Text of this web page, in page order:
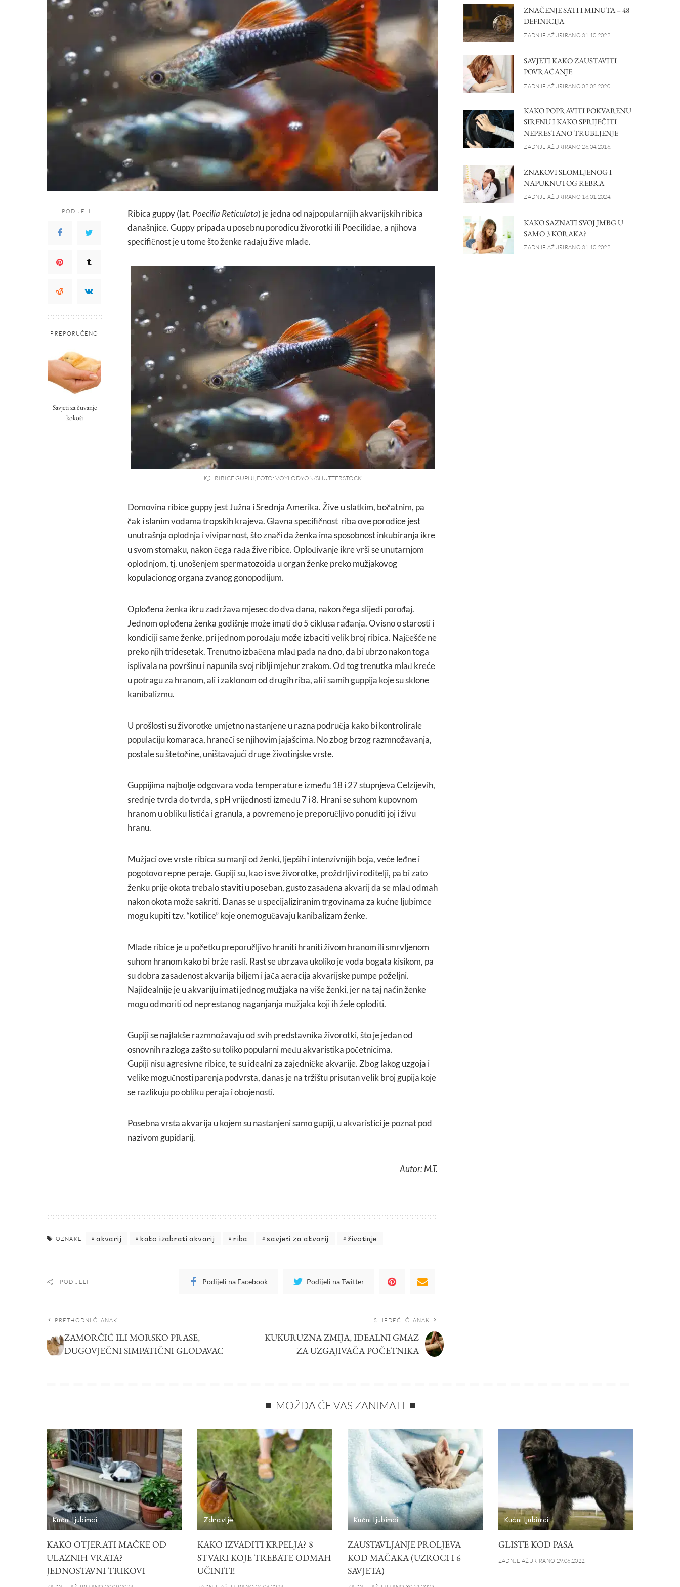
PODIJELI
PREPORUČENO
Savjeti za čuvanje
kokoši
Ribica guppy (lat. Poecilia Reticulata) je jedna od najpopularnijih akvarijskih ribica
današnjice. Guppy pripada u posebnu porodicu živorotki ili Poecilidae, a njihova
specifičnost je u tome što ženke rađaju žive mlade.
RIBICE GUPIJI, FOTO: VOYLODYON/SHUTTERSTOCK
Domovina ribice guppy jest Južna i Srednja Amerika. Žive u slatkim, bočatnim, pa
čak i slanim vodama tropskih krajeva. Glavna specifičnost riba ove porodice jest
unutrašnja oplodnja i viviparnost, što znači da ženka ima sposobnost inkubiranja ikre
u svom stomaku, nakon čega rađa žive ribice. Oplođivanje ikre vrši se unutarnjom
oplodnjom, tj. unošenjem spermatozoida u organ ženke preko mužjakovog
kopulacionog organa zvanog gonopodijum.
Oplođena ženka ikru zadržava mjesec do dva dana, nakon čega slijedi porođaj.
Jednom oplođena ženka godišnje može imati do 5 ciklusa rađanja. Ovisno o starosti i
kondiciji same ženke, pri jednom porođaju može izbaciti velik broj ribica. Najčešće ne
preko njih tridesetak. Trenutno izbačena mlađ pada na dno, da bi ubrzo nakon toga
isplivala na površinu i napunila svoj riblji mjehur zrakom. Od tog trenutka mlađ kreće
u potragu za hranom, ali i zaklonom od drugih riba, ali i samih guppija koje su sklone
kanibalizmu.
U prošlosti su živorotke umjetno nastanjene u razna područja kako bi kontrolirale
populaciju komaraca, hraneči se njihovim jajašcima. No zbog brzog razmnožavanja,
postale su štetočine, uništavajući druge životinjske vrste.
Guppijima najbolje odgovara voda temperature između 18 i 27 stupnjeva Celzijevih,
srednje tvrda do tvrda, s pH vrijednosti između 7 i 8. Hrani se suhom kupovnom
hranom u obliku listića i granula, a povremeno je preporučljivo ponuditi joj i živu
hranu.
Mužjaci ove vrste ribica su manji od ženki, ljepših i intenzivnijih boja, veće leđne i
pogotovo repne peraje. Gupiji su, kao i sve živorotke, proždrljivi roditelji, pa bi zato
ženku prije okota trebalo staviti u poseban, gusto zasađena akvarij da se mlađ odmah
nakon okota može sakriti. Danas se u specijaliziranim trgovinama za kućne ljubimce
mogu kupiti tzv. “kotilice” koje onemogučavaju kanibalizam ženke.
Mlade ribice je u početku preporučljivo hraniti hraniti živom hranom ili smrvljenom
suhom hranom kako bi brže rasli. Rast se ubrzava ukoliko je voda bogata kisikom, pa
su dobra zasađenost akvarija biljem i jača aeracija akvarijske pumpe poželjni.
Najidealnije je u akvariju imati jednog mužjaka na više ženki, jer na taj naćin ženke
mogu odmoriti od neprestanog naganjanja mužjaka koji ih žele oploditi.
Gupiji se najlakše razmnožavaju od svih predstavnika živorotki, što je jedan od
osnovnih razloga zašto su toliko popularni među akvaristika početnicima.
Gupiji nisu agresivne ribice, te su idealni za zajedničke akvarije. Zbog lakog uzgoja i
velike mogučnosti parenja podvrsta, danas je na tržištu prisutan velik broj gupija koje
se razlikuju po obliku peraja i obojenosti.
Posebna vrsta akvarija u kojem su nastanjeni samo gupiji, u akvaristici je poznat pod
nazivom gupidarij.
Autor: M.T.
OZNAKE akvarij kako izabrati akvarij riba savjeti za akvarij životinje
PODIJELI Podijeli na Facebook Podijeli na Twitter
PRETHODNI ČLANAK
ZAMORČIĆ ILI MORSKO PRASE,
DUGOVJEČNI SIMPATIČNI GLODAVAC
SLJEDEĆI ČLANAK
KUKURUZNA ZMIJA, IDEALNI GMAZ
ZA UZGAJIVAČA POČETNIKA
ZNAČENJE SATI I MINUTA – 48
DEFINICIJA
ZADNJE AŽURIRANO 31.10.2022.
SAVJETI KAKO ZAUSTAVITI
POVRAĆANJE
ZADNJE AŽURIRANO 02.02.2020.
KAKO POPRAVITI POKVARENU
SIRENU I KAKO SPRIJEČITI
NEPRESTANO TRUBLJENJE
ZADNJE AŽURIRANO 26.04.2016.
ZNAKOVI SLOMLJENOG I
NAPUKNUTOG REBRA
ZADNJE AŽURIRANO 18.01.2024.
KAKO SAZNATI SVOJ JMBG U
SAMO 3 KORAKA?
ZADNJE AŽURIRANO 31.10.2022.
MOŽDA ĆE VAS ZANIMATI
Kućni ljubimci
KAKO OTJERATI MAČKE OD
ULAZNIH VRATA?
JEDNOSTAVNI TRIKOVI
Zdravlje
KAKO IZVADITI KRPELJA? 8
STVARI KOJE TREBATE ODMAH
UČINITI!
Kućni ljubimci
ZAUSTAVLJANJE PROLJEVA
KOD MAČAKA (UZROCI I 6
SAVJETA)
Kućni ljubimci
GLISTE KOD PASA
ZADNJE AŽURIRANO 29.06.2022.